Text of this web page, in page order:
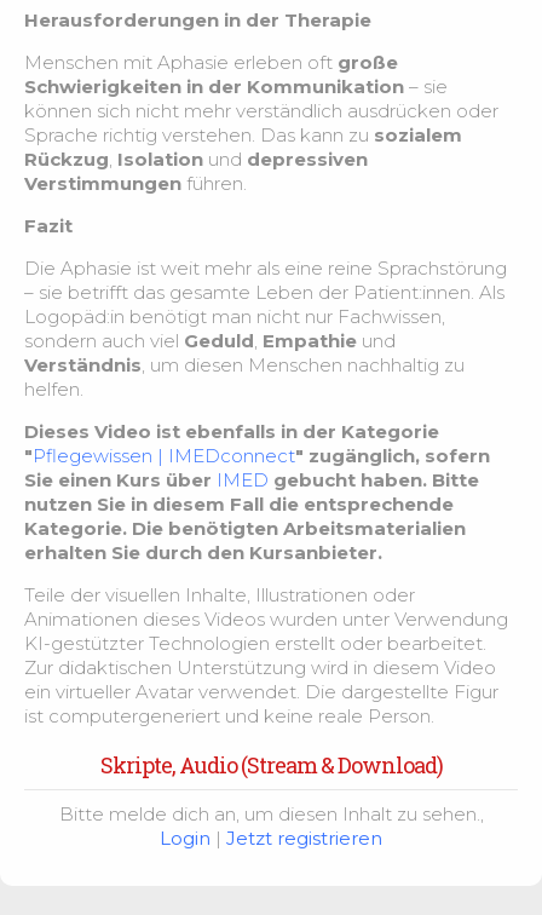
Überblick
Kontinenz und Inkontinenz
Kontinenz – Fallbeispiel
Kommunikation – Vier-Ohren-Modell
Themenfelder und Risikomatrix am Beispiel
Palliative Versorgung – Fallbeispiel
Palliative Versorgung – Grundlagen
Emotionale und psychosoziale Aspekte der
Sterbebegleitung
2:28
Sterbebegleitung in der Pflege 2:02
Herausforderungen in der Therapie
Menschen mit Aphasie erleben oft große
Schwierigkeiten in der Kommunikation – sie
können sich nicht mehr verständlich ausdrücken oder
Sprache richtig verstehen. Das kann zu sozialem
Rückzug, Isolation und depressiven
Verstimmungen führen.
Fazit
Die Aphasie ist weit mehr als eine reine Sprachstörung
– sie betrifft das gesamte Leben der Patient:innen. Als
Logopäd:in benötigt man nicht nur Fachwissen,
sondern auch viel Geduld, Empathie und
Verständnis, um diesen Menschen nachhaltig zu
helfen.
Dieses Video ist ebenfalls in der Kategorie
"Pflegewissen | IMEDconnect" zugänglich, sofern
Sie einen Kurs über IMED gebucht haben. Bitte
nutzen Sie in diesem Fall die entsprechende
Kategorie. Die benötigten Arbeitsmaterialien
erhalten Sie durch den Kursanbieter.
Teile der visuellen Inhalte, Illustrationen oder
Animationen dieses Videos wurden unter Verwendung
KI-gestützter Technologien erstellt oder bearbeitet.
Zur didaktischen Unterstützung wird in diesem Video
ein virtueller Avatar verwendet. Die dargestellte Figur
ist computergeneriert und keine reale Person.
Skripte, Audio (Stream & Download)
Bitte melde dich an, um diesen Inhalt zu sehen.,
Login | Jetzt registrieren